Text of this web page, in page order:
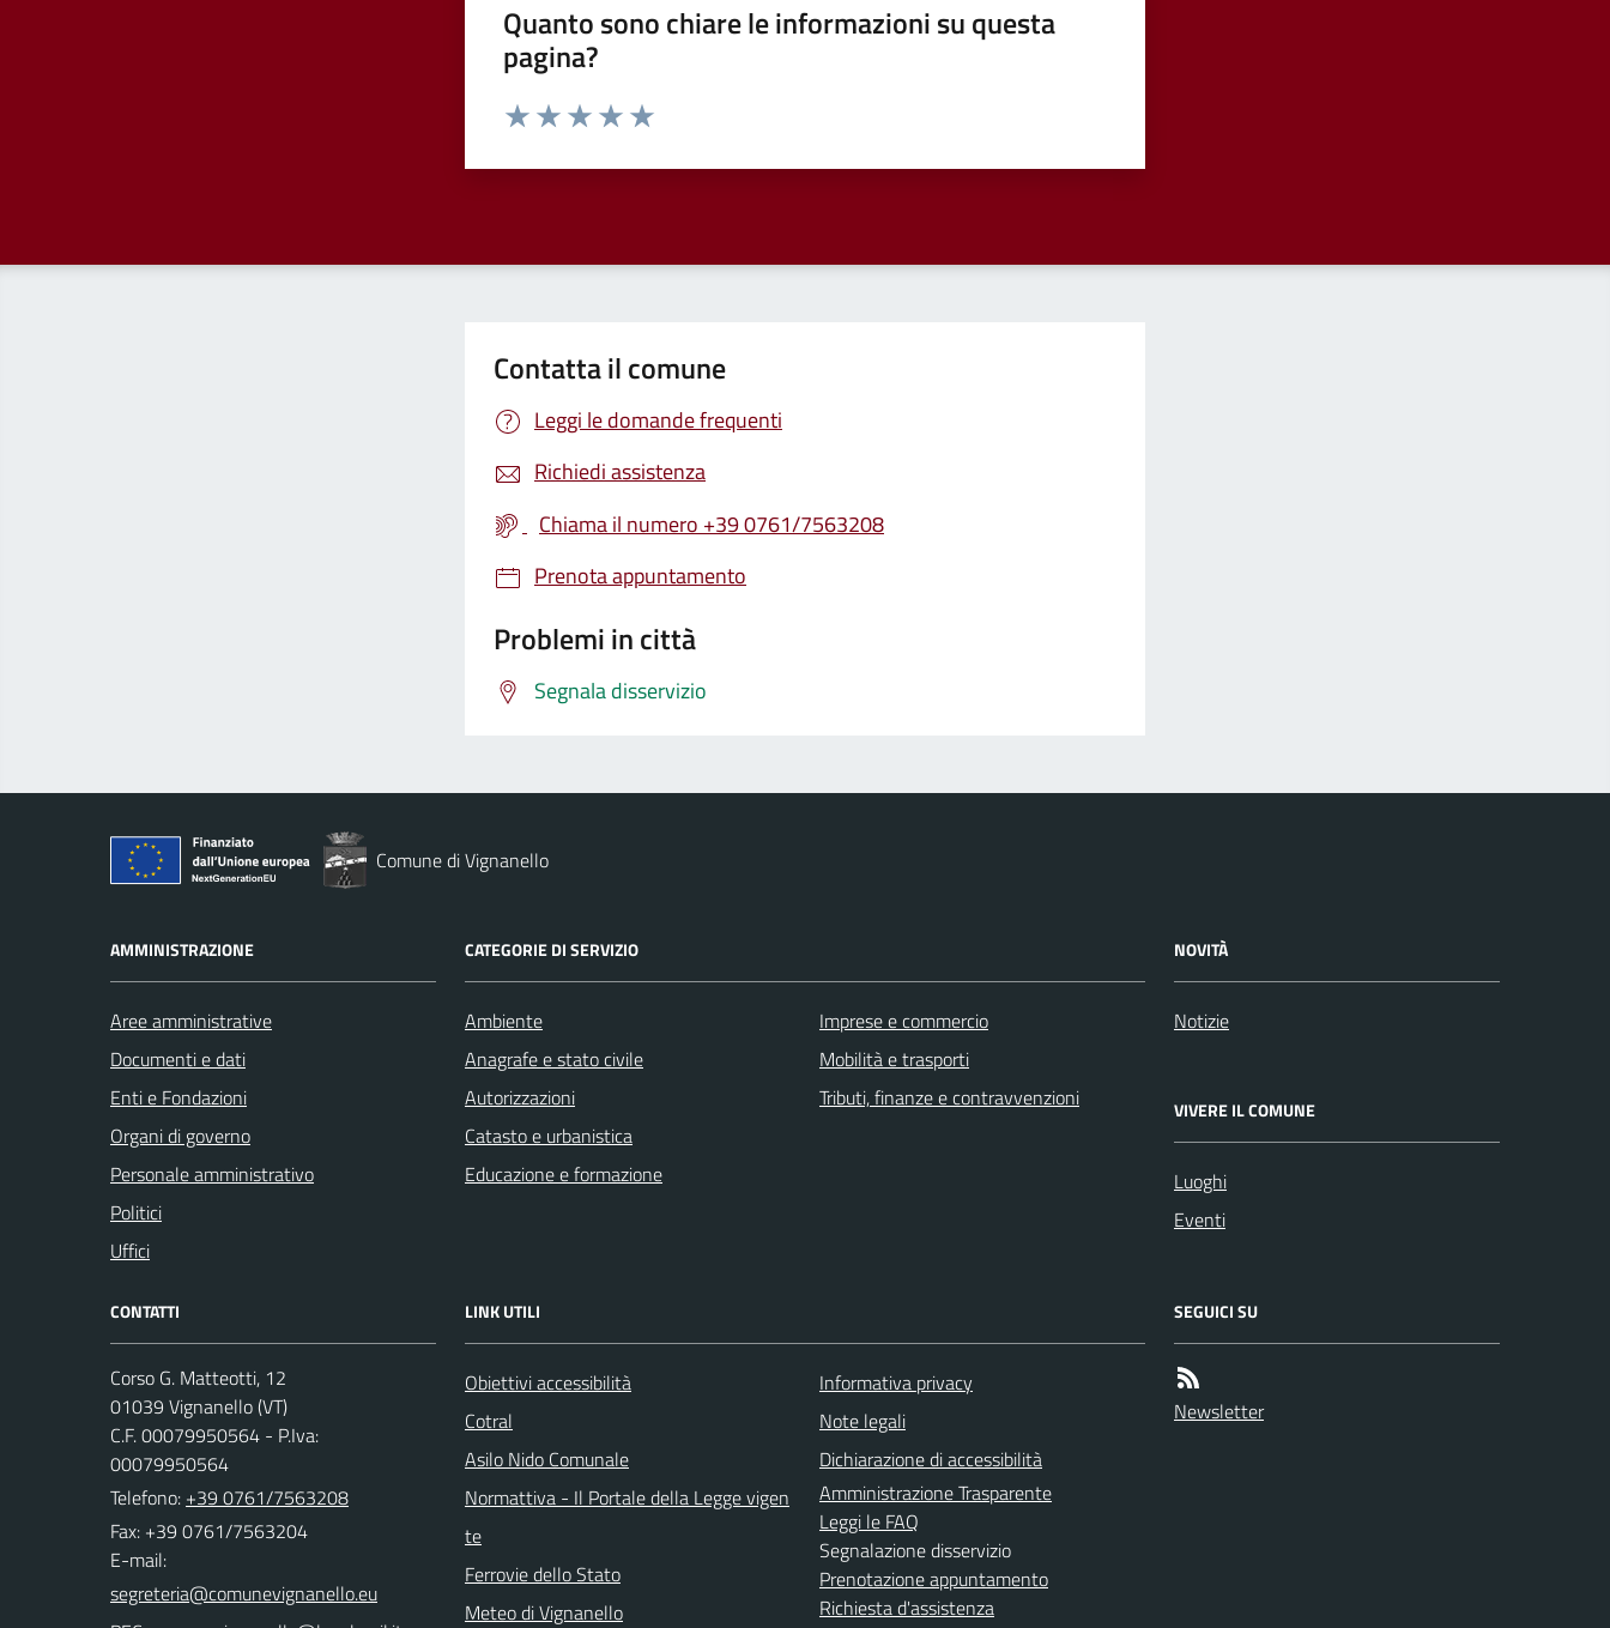
Quanto sono chiare le informazioni su questa
pagina?
Valuta da 1 a 5 stelle la pagina
Contatta il comune
Leggi le domande frequenti
Richiedi assistenza
Chiama il numero +39 0761/7563208
Prenota appuntamento
Problemi in città
Segnala disservizio
Comune di Vignanello
AMMINISTRAZIONE
Aree amministrative
Documenti e dati
Enti e Fondazioni
Organi di governo
Personale amministrativo
Politici
Uffici
CATEGORIE DI SERVIZIO
Ambiente
Anagrafe e stato civile
Autorizzazioni
Catasto e urbanistica
Educazione e formazione
Imprese e commercio
Mobilità e trasporti
Tributi, finanze e contravvenzioni
NOVITÀ
Notizie
VIVERE IL COMUNE
Luoghi
Eventi
CONTATTI
Corso G. Matteotti, 12
01039 Vignanello (VT)
C.F. 00079950564 - P.Iva:
00079950564
Telefono: +39 0761/7563208
Fax: +39 0761/7563204
E-mail:
LINK UTILI
Obiettivi accessibilità
Cotral
Asilo Nido Comunale
Normattiva - Il Portale della Legge vigen
te
Ferrovie dello Stato
Meteo di Vignanello
Informativa privacy
Note legali
Dichiarazione di accessibilità
Amministrazione Trasparente
Leggi le FAQ
Segnalazione disservizio
Prenotazione appuntamento
Richiesta d'assistenza
SEGUICI SU
Newsletter